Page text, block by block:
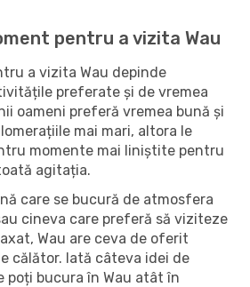
pentru a vizita Wau
a vizita Wau depinde
preferate și de vremea
oameni preferă vremea bună și
mai mari, altora le
momente mai liniștite pentru
agitația.
care se bucură de atmosfera
cineva care preferă să viziteze
Wau are ceva de oferit
călător. Iată câteva idei de
bucura în Wau atât în